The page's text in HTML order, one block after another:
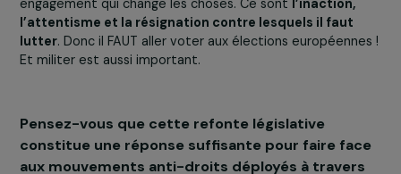
progressiste pour
mener ce projet.
Le politique doit être une force de transformation
démocratique. En France, le pouvoir en place n’était pas
favorable à l’entrée de l’IVG dans la Constitution.